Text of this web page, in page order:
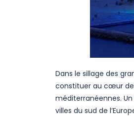
Dans le sillage des
constituer au cœur de
méditerranéennes.
villes du sud de